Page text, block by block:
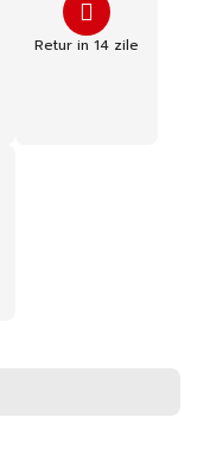
Retur in 14 zile